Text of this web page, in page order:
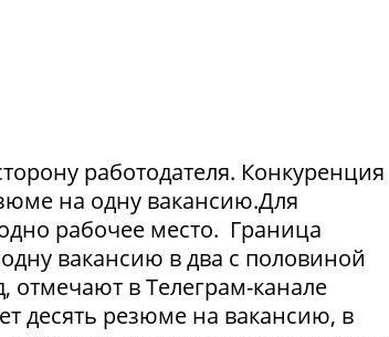
работодателя. Конкуренция
на одну вакансию.Для
рабочее место. Граница
вакансию в два с половиной
отмечают в Телеграм-канале
десять резюме на вакансию, в